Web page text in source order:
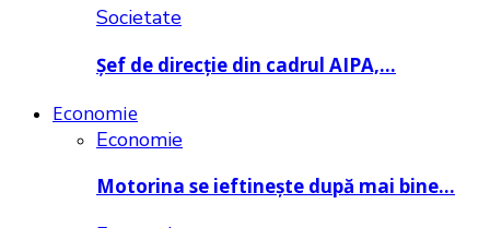
Societate
Șef de direcție din cadrul AIPA,…
Economie
Economie
Motorina se ieftinește după mai bine…